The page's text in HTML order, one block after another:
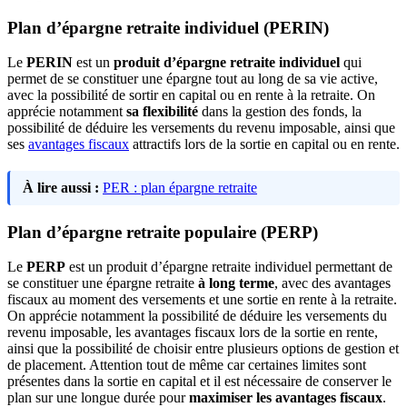
Plan d’épargne retraite individuel (PERIN)
Le PERIN est un produit d’épargne retraite individuel qui
permet de se constituer une épargne tout au long de sa vie active,
avec la possibilité de sortir en capital ou en rente à la retraite. On
apprécie notamment sa flexibilité dans la gestion des fonds, la
possibilité de déduire les versements du revenu imposable, ainsi que
ses avantages fiscaux attractifs lors de la sortie en capital ou en rente.
À lire aussi : PER : plan épargne retraite
Plan d’épargne retraite populaire (PERP)
Le PERP est un produit d’épargne retraite individuel permettant de
se constituer une épargne retraite à long terme, avec des avantages
fiscaux au moment des versements et une sortie en rente à la retraite.
On apprécie notamment la possibilité de déduire les versements du
revenu imposable, les avantages fiscaux lors de la sortie en rente,
ainsi que la possibilité de choisir entre plusieurs options de gestion et
de placement. Attention tout de même car certaines limites sont
présentes dans la sortie en capital et il est nécessaire de conserver le
plan sur une longue durée pourmaximiser les avantages fiscaux.